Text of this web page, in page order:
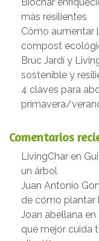
más resilientes
Cómo aumentar
compost
Bruc Jardí y
sostenible y
4 claves para
primavera/
Comentarios
LivingChar en
un árbol
Juan Antonio
de cómo plantar
Joan abellana en
que mejor cuida